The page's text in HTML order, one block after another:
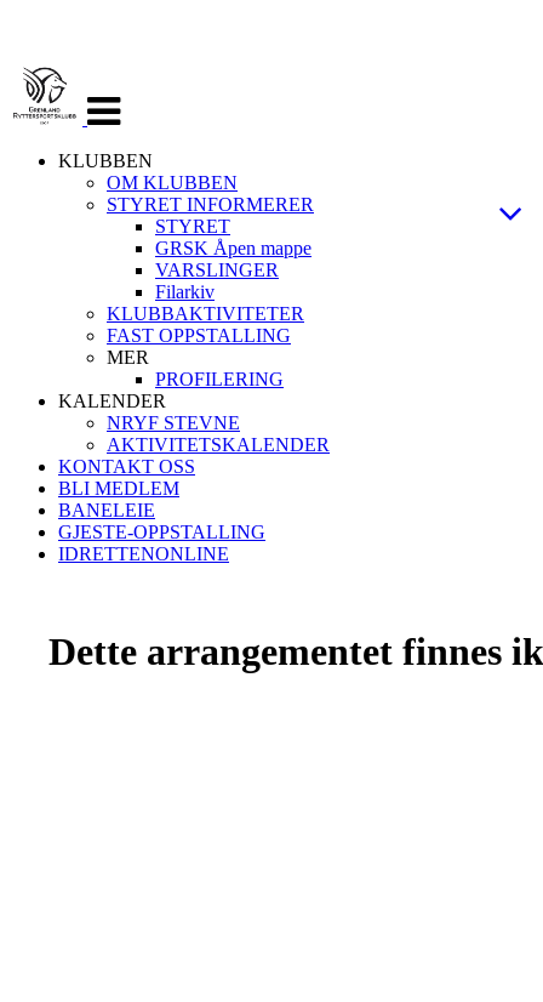
navigasjon
KLUBBEN
OM KLUBBEN
STYRET INFORMERER
STYRET
GRSK Åpen mappe
VARSLINGER
Filarkiv
KLUBBAKTIVITETER
FAST OPPSTALLING
MER
PROFILERING
KALENDER
NRYF STEVNE
AKTIVITETSKALENDER
KONTAKT OSS
BLI MEDLEM
BANELEIE
GJESTE-OPPSTALLING
IDRETTENONLINE
Dette arrangementet finnes